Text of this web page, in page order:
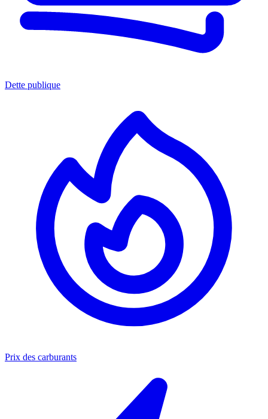
Dette publique
Prix des carburants